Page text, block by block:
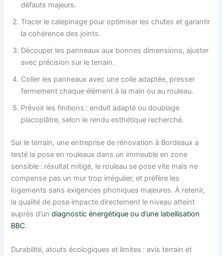
défauts majeurs.
Tracer le calepinage pour optimiser les chutes et garantir
la cohérence des joints.
Découper les panneaux aux bonnes dimensions, ajuster
avec précision sur le terrain.
Coller les panneaux avec une colle adaptée, presser
fermement chaque élément à la main ou au rouleau.
Prévoir les finitions : enduit adapté ou doublage
placoplâtre, selon le rendu esthétique recherché.
Sur le terrain, une entreprise de rénovation à Bordeaux a
testé la pose en rouleaux dans un immeuble en zone
sensible : résultat mitigé, le rouleau se pose vite mais ne
compense pas un mur trop irrégulier, et préfère les
logements sans exigences phoniques majeures. À retenir,
la qualité de pose impacte directement le niveau atteint
auprès d’undiagnostic énergétique ou d’une labellisation
BBC.
Durabilité, atouts écologiques et limites : avis terrain et